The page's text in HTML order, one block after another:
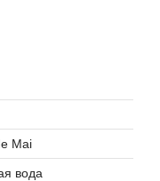
Mai
вода